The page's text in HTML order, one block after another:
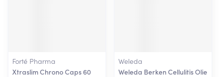
Forté Pharma
Xtraslim Chrono Caps 60
Weleda
Weleda Berken Cellulitis Olie